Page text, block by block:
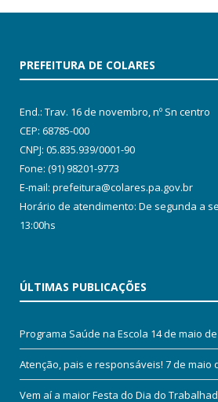
PREFEITURA DE COLARES
End.: Trav. 16 de novembro, nº Sn centro
CEP: 68785-000
CNPJ: 05.835.939/0001-90
Fone: (91) 98201-9773
E-mail: prefeitura@colares.pa.gov.br
Horário de atendimento: De segunda a
13:00hs
ÚLTIMAS PUBLICAÇÕES
Programa Saúde na Escola 14 de maio
Atenção, pais e responsáveis! 7 de maio
Vem aí a maior Festa do Dia do